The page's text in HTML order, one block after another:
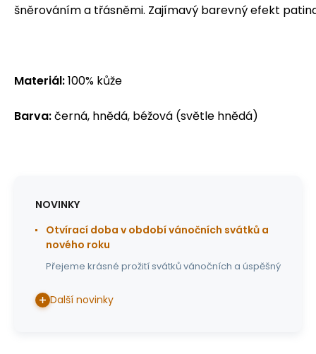
šněrováním a třásněmi. Zajímavý barevný efekt
Materiál:100% kůže
Barva:černá, hnědá, béžová (světle hnědá)
NOVINKY
Otvírací doba v období vánočních svátků a
nového roku
Přejeme krásné prožití svátků vánočních a úspěšný
Další novinky